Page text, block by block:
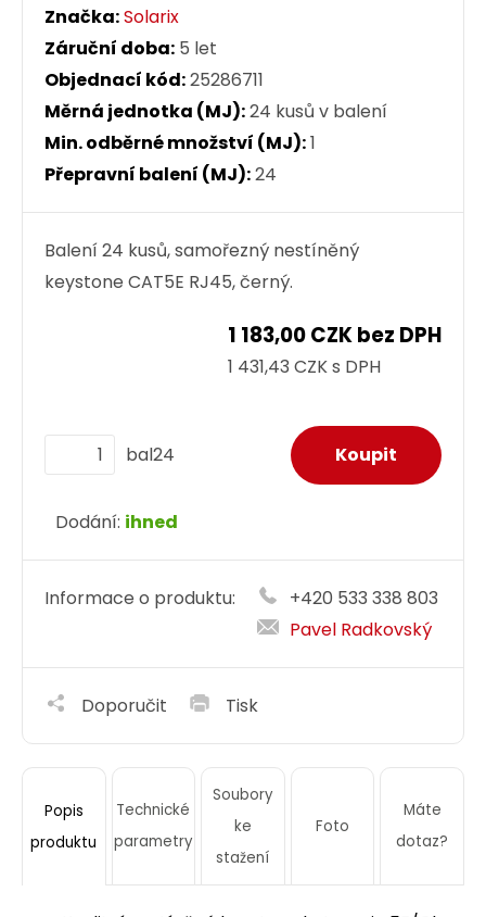
Značka:Solarix
Záruční doba: 5 let
Objednací kód:25286711
Měrná jednotka (MJ):24 kusů v balení
Min. odběrné množství (MJ):1
Přepravní balení (MJ):24
Balení 24 kusů, samořezný nestíněný
keystone CAT5E RJ45, černý.
1 183,00 CZK bez DPH
1 431,43 CZK s DPH
bal24
Dodání: ihned
Informace o produktu:
+420 533 338 803
Pavel Radkovský
Doporučit Tisk
Popis
produktu
Technické
parametry
Soubory
ke
stažení
Foto
Máte
dotaz?